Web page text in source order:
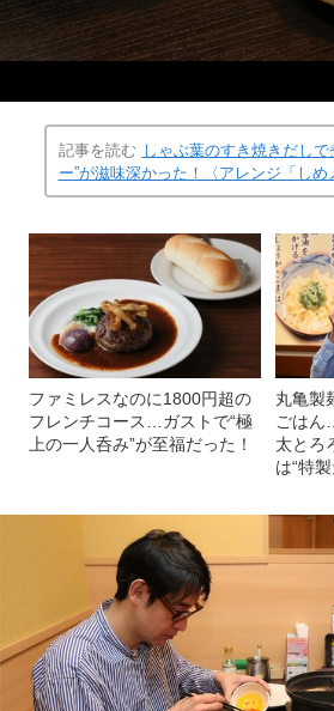
記事を読む しゃぶ葉のすき焼きだしで
ー”が滋味深かった！〈アレンジ「しめ
ファミレスなのに1800円超の
フレンチコース…ガストで“極
上の一人呑み”が至福だった！
丸亀製
ごはん
太とろ
は“特